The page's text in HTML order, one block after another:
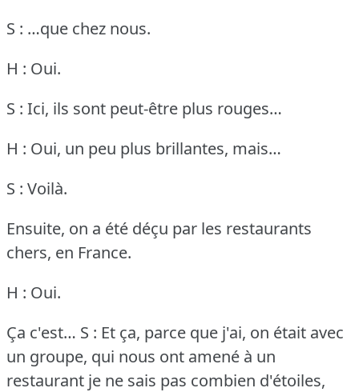
S : …que chez nous.
H : Oui.
S : Ici, ils sont peut-être plus rouges…
H : Oui, un peu plus brillantes, mais…
S : Voilà.
Ensuite, on a été déçu par les restaurants
chers, en France.
H : Oui.
Ça c'est… S : Et ça, parce que j'ai, on était avec
un groupe, qui nous ont amené à un
restaurant je ne sais pas combien d'étoiles,